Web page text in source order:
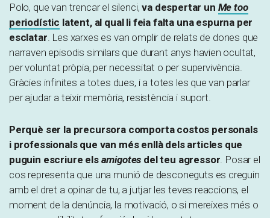
Polo, que van trencar el silenci,va despertar un Me too
periodístic latent, al qual li feia falta una espurna per
esclatar . Les xarxes es van omplir de relats de dones que
narraven episodis similars que durant anys havien ocultat,
per voluntat pròpia, per necessitat o per supervivència.
Gràcies infinites a totes dues, i a totes les que van parlar
per ajudar a teixir memòria, resistència i suport.
Perquè ser la precursora comporta costos personals
i professionals que van més enllà dels articles que
puguin escriure els amigotes del teu agressor . Posar el
cos representa que una munió de desconeguts es creguin
amb el dret a opinar de tu, a jutjar les teves reaccions, el
moment de la denúncia, la motivació, o si mereixes més o